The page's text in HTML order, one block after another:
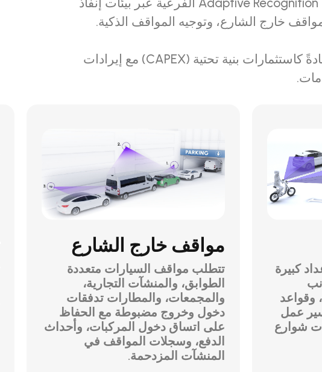
خارج الشارع، وتوجيه المواقف الذكية.
تُنشر هذه الأنظمة الفرعية عادةً كاستثمارات بنية تحتية (CAPEX) مع إيرادات
كبيرة
وقواعد
عمل
شوارع
مواقف خارج الشارع
تتطلب مواقف السيارات متعددة
الطوابق، والمنشآت التجارية،
والمجمعات، والمطارات تدفقات
دخول وخروج مضبوطة مع الحفاظ
على اتساق دخول المركبات، وأحداث
الدفع، وسجلات المواقف في
المنشآت المزدحمة.